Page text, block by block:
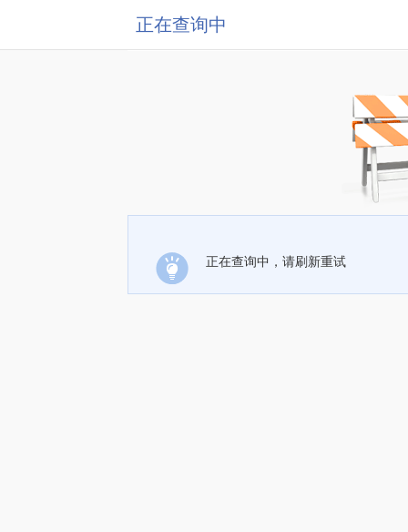
正在查询中
正在查询中，请刷新重试